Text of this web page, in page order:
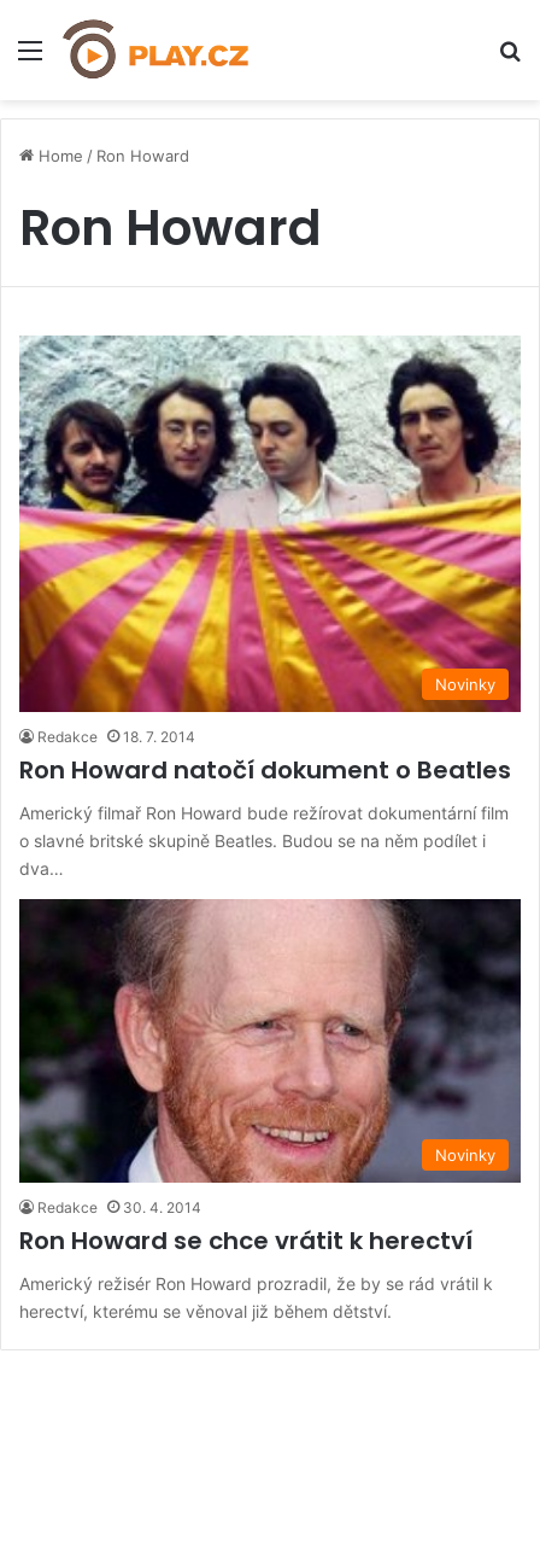
Menu
Home / Ron Howard
Ron Howard
Novinky
Redakce 18. 7. 2014
Ron Howard natočí dokument o Beatles
Americký filmař Ron Howard bude režírovat dokumentární film
o slavné britské skupině Beatles. Budou se na něm podílet i
dva…
Novinky
Redakce 30. 4. 2014
Ron Howard se chce vrátit k herectví
Americký režisér Ron Howard prozradil, že by se rád vrátil k
herectví, kterému se věnoval již během dětství.